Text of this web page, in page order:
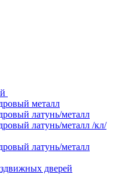
металл
латунь/металл
латунь/металл /кл/
латунь/металл
дверей